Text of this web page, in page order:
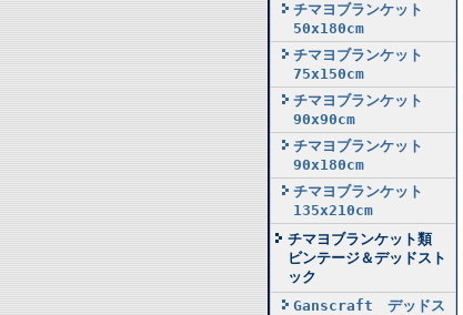
チマヨブランケット
50x180cm
チマヨブランケット
75x150cm
チマヨブランケット
90x90cm
チマヨブランケット
90x180cm
チマヨブランケット
135x210cm
チマヨブランケット類
ビンテージ＆デッドスト
ック
Ganscraft デッドス